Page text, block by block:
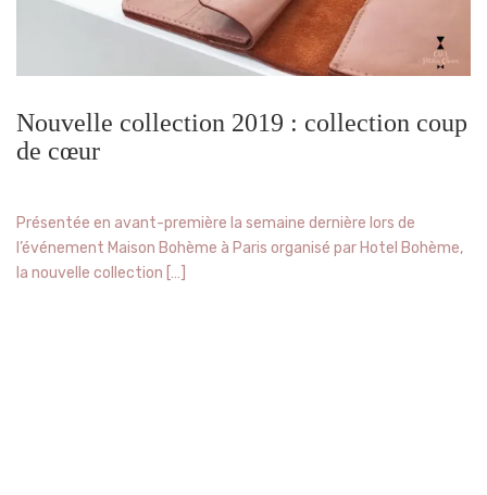
Nouvelle collection 2019 : collection coup
de cœur
Présentée en avant-première la semaine dernière lors de
l’événement Maison Bohème à Paris organisé par Hotel Bohème,
la nouvelle collection […]